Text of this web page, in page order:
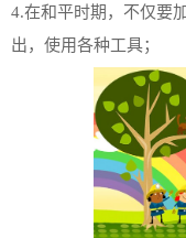
4.在和平时期，不仅要
出，使用各种工具；